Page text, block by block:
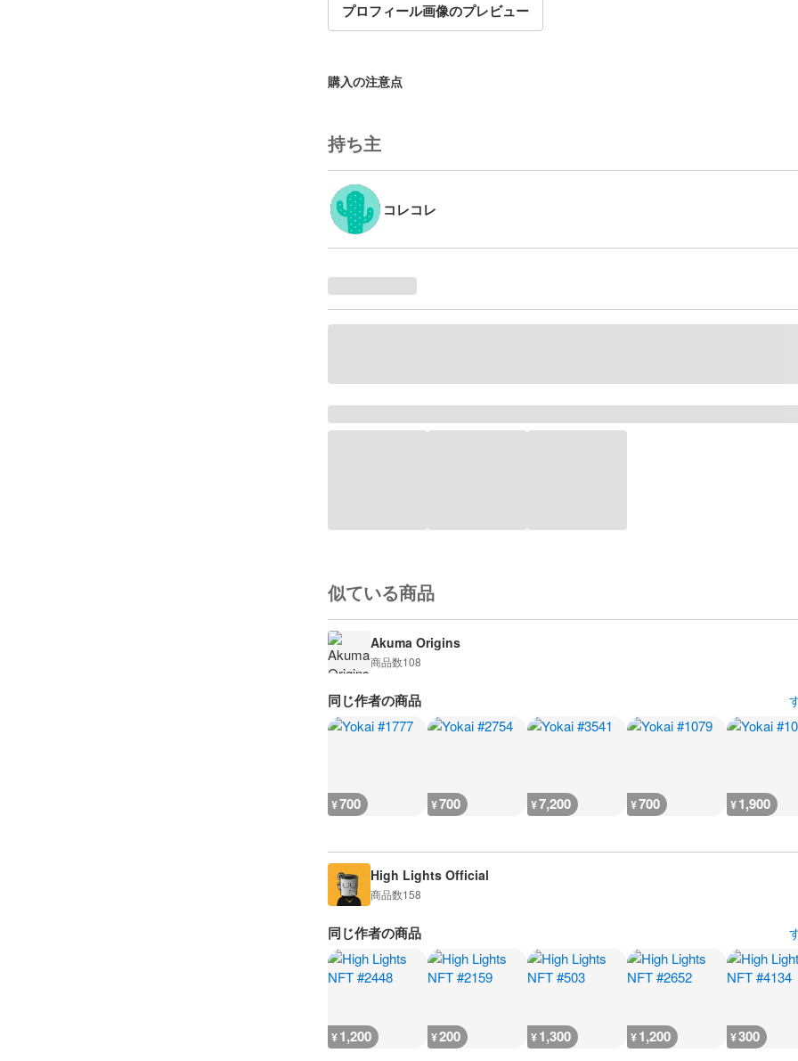
プロフィール画像のプレビュー
購入の注意点
持ち主
コレコレ
似ている商品
Akuma Origins
商品数108
同じ作者の商品
¥700 ¥700 ¥7,200 ¥700 ¥1,900
High Lights Official
商品数158
同じ作者の商品
¥1,200 ¥200 ¥1,300 ¥1,200 ¥300